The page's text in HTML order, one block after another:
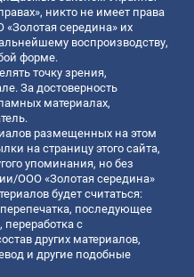
никто не имеет права
середина» их
воспроизводству,
форме.
точку зрения,
За достоверность
материалах,
размещенных на этом
на страницу этого сайта,
упоминания, но без
ООО «Золотая середина»
будет считаться:
последующее
с
других материалов,
и другие подобные